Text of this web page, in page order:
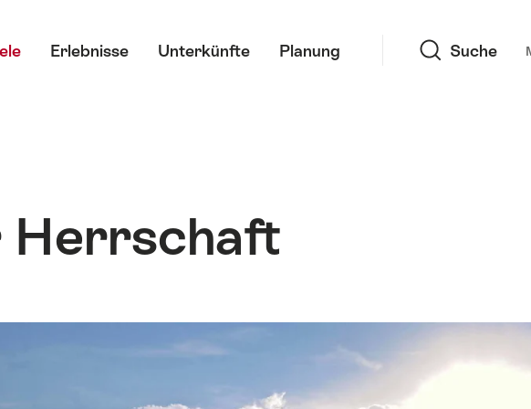
Erlebnisse Unterkünfte Planung Suche
Herrschaft